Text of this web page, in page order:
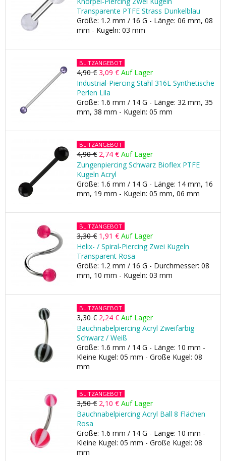
Transparente PTFE Strass Dunkelblau
Größe: 1.2 mm / 16 G - Länge: 06 mm, 08
mm - Kugeln: 03 mm
BLITZANGEBOT
4,90 € 3,09 € Auf Lager
Industrial-Piercing Stahl 316L Synthetische
Perlen Lila
Größe: 1.6 mm / 14 G - Länge: 32 mm, 35
mm, 38 mm - Kugeln: 05 mm
BLITZANGEBOT
4,90 € 2,74 € Auf Lager
Zungenpiercing Schwarz Bioflex PTFE
Kugeln Acryl
Größe: 1.6 mm / 14 G - Länge: 14 mm, 16
mm, 19 mm - Kugeln: 05 mm, 06 mm
BLITZANGEBOT
3,30 € 1,91 € Auf Lager
Helix- / Spiral-Piercing Zwei Kugeln
Transparent Rosa
Größe: 1.2 mm / 16 G - Durchmesser: 08
mm, 10 mm - Kugeln: 03 mm
BLITZANGEBOT
3,30 € 2,24 € Auf Lager
Bauchnabelpiercing Acryl Zweifarbig
Schwarz / Weiß
Größe: 1.6 mm / 14 G - Länge: 10 mm -
Kleine Kugel: 05 mm - Große Kugel: 08
mm
BLITZANGEBOT
3,50 € 2,10 € Auf Lager
Bauchnabelpiercing Acryl Ball 8 Flächen
Rosa
Größe: 1.6 mm / 14 G - Länge: 10 mm -
Kleine Kugel: 05 mm - Große Kugel: 08
mm